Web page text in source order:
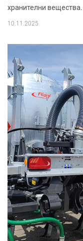
хранителни вещества.
10.11.2025